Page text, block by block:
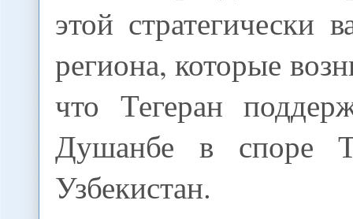
этой стратегически
региона, которые
что Тегеран
Душанбе в споре
Узбекистан.